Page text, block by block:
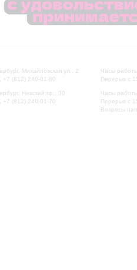
Михайловская ул., 2
+7 (812) 240-01-80
Невский пр., 30
+7 (812) 240-01-70
Часы
Перерыв с
Часы
Перерыв с
Вопросы